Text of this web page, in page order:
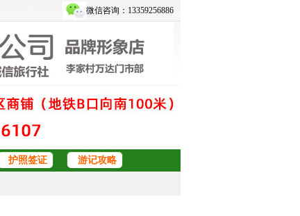
微信咨询：13359256886
护照签证 游记攻略